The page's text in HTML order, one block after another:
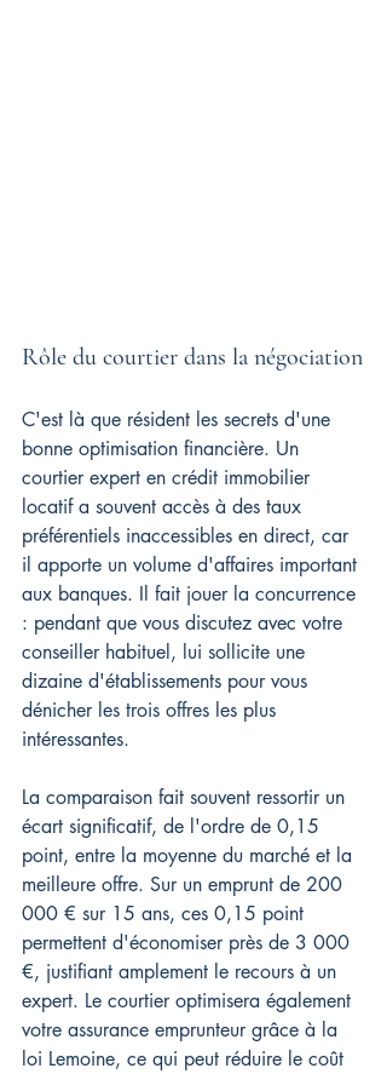
Rôle du courtier dans la négociation
C'est là que résident les secrets d'une
bonne optimisation financière. Un
courtier expert en crédit immobilier
locatif a souvent accès à des taux
préférentiels inaccessibles en direct, car
il apporte un volume d'affaires important
aux banques. Il fait jouer la concurrence
: pendant que vous discutez avec votre
conseiller habituel, lui sollicite une
dizaine d'établissements pour vous
dénicher les trois offres les plus
intéressantes.
La comparaison fait souvent ressortir un
écart significatif, de l'ordre de 0,15
point, entre la moyenne du marché et la
meilleure offre. Sur un emprunt de 200
000 € sur 15 ans, ces 0,15 point
permettent d'économiser près de 3 000
€, justifiant amplement le recours à un
expert. Le courtier optimisera également
votre assurance emprunteur grâce à la
loi Lemoine, ce qui peut réduire le coût